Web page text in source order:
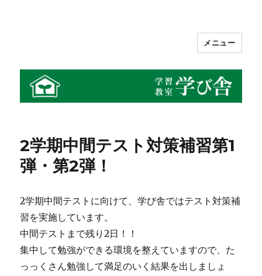
メニュー
2学期中間テスト対策補習第1
弾・第2弾！
2学期中間テストに向けて、学び舎ではテスト対策補
習を実施しています。
中間テストまで残り2日！！
集中して勉強ができる環境を整えていますので、た
っっくさん勉強して満足のいく結果を出しましょ